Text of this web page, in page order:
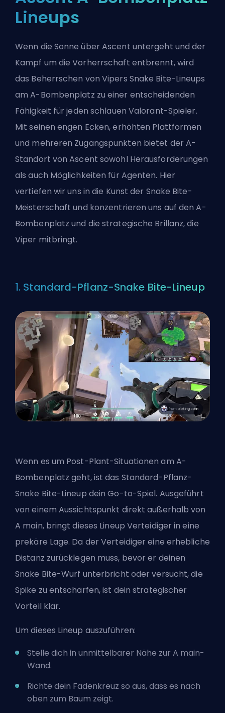
Lineups
Wenn die Sonne über Ascent untergeht und der
Kampf um die Vorherrschaft entbrennt, wird
das Beherrschen von Vipers Snake Bite-Lineups
am A-Bombenplatz zu einer entscheidenden
Fähigkeit für jeden schlauen Valorant-Spieler.
Mit seinen engen Ecken, erhöhten Plattformen
und mehreren Zugangspunkten bietet der A-
Standort von Ascent sowohl Herausforderungen
als auch Möglichkeiten für Agenten. Hier
vertiefen wir uns in die Kunst der Snake Bite-
Meisterschaft und konzentrieren uns auf den A-
Bombenplatz und die strategische Brillanz, die
Viper mitbringt.
1. Standard-Pflanz-Snake Bite-Lineup
Wenn es um Post-Plant-Situationen am A-
Bombenplatz geht, ist das Standard-Pflanz-
Snake Bite-Lineup dein Go-to-Spiel. Ausgeführt
von einem Aussichtspunkt direkt außerhalb von
A main, bringt dieses Lineup Verteidiger in eine
prekäre Lage. Da der Verteidiger eine erhebliche
Distanz zurücklegen muss, bevor er deinen
Snake Bite-Wurf unterbricht oder versucht, die
Spike zu entschärfen, ist dein strategischer
Vorteil klar.
Um dieses Lineup auszuführen:
Stelle dich in unmittelbarer Nähe zur A main-
Wand.
Richte dein Fadenkreuz so aus, dass es nach
oben zum Baum zeigt.